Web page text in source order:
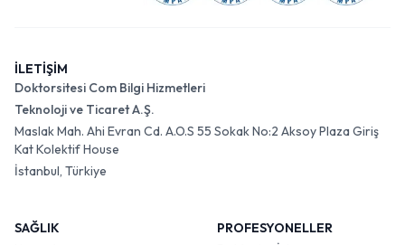
İLETİŞİM
Doktorsitesi Com Bilgi Hizmetleri
Teknoloji ve Ticaret A.Ş.
Maslak Mah. Ahi Evran Cd. A.O.S 55 Sokak No:2 Aksoy Plaza Giriş
Kat Kolektif House
İstanbul, Türkiye
SAĞLIK
PROFESYONELLER